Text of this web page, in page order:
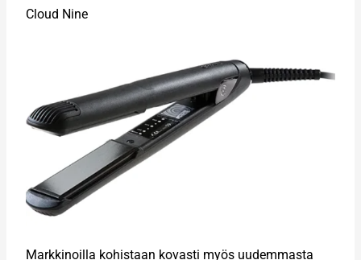
Cloud Nine
Markkinoilla kohistaan kovasti myös uudemmasta